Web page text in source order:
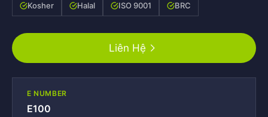
Kosher Halal ISO 9001 BRC
Liên Hệ
E NUMBER
E100